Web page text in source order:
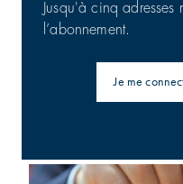
Jusqu'à cinq
l’abonnement.
Je me
Barings : 56 800 m² en